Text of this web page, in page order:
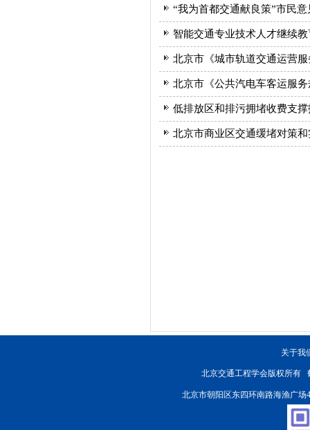
“我为首都交通献良策”市民
智能交通专业技术人才继续
北京市《城市轨道交通运营
北京市《公共汽电车客运服
低排放区和排污拥堵收费支
北京市商业区交通缓堵对策
关于我
北京交通工程学会版权所有
北京市朝阳区东四环南路海渔广